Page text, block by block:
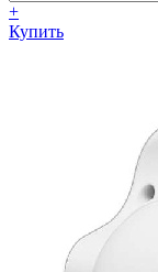
+
Купить